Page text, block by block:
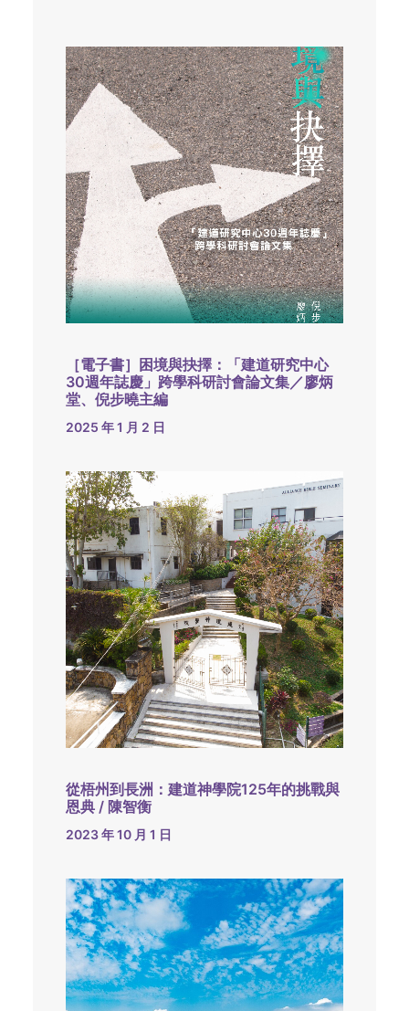
［電子書］困境與抉擇：「建道研究中心
30週年誌慶」跨學科研討會論文集／廖炳
堂、倪步曉主編
2025 年 1 月 2 日
從梧州到長洲：建道神學院125年的挑戰與
恩典 / 陳智衡
2023 年 10 月 1 日